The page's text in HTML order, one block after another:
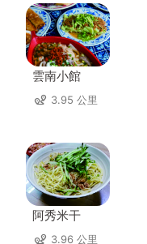
雲南小館
3.95 公里
阿秀米干
3.96 公里